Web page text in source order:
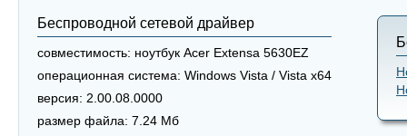
Беспроводной сетевой драйвер
совместимость: ноутбук Acer Extensa 5630EZ
операционная система: Windows Vista / Vista x64
версия: 2.00.08.0000
размер файла: 7.24 Мб